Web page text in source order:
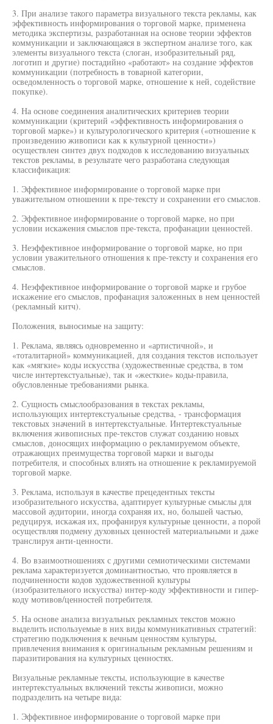
3. При анализе такого параметра визуального текста рекламы, как
эффективность информирования о торговой марке, применена
методика экспертизы, разработанная на основе теории эффектов
коммуникации и заключающаяся в экспертном анализе того, как
элементы визуального текста (слоган, изобразительный ряд,
логотип и другие) постадийно «работают» на создание эффектов
коммуникации (потребность в товарной категории,
осведомленность о торговой марке, отношение к ней, содействие
покупке).
4. На основе соединения аналитических критериев теории
коммуникации (критерий «эффективность информирования о
торговой марке») и культурологического критерия («отношение к
произведению живописи как к культурной ценности»)
осуществлен синтез двух подходов к исследованию визуальных
текстов рекламы, в результате чего разработана следующая
классификация:
1. Эффективное информирование о торговой марке при
уважительном отношении к пре-тексту и сохранении его смыслов.
2. Эффективное информирование о торговой марке, но при
условии искажения смыслов пре-текста, профанации ценностей.
3. Неэффективное информирование о торговой марке, но при
условии уважительного отношения к пре-тексту и сохранения его
смыслов.
4. Неэффективное информирование о торговой марке и грубое
искажение его смыслов, профанация заложенных в нем ценностей
(рекламный китч).
Положения, выносимые на защиту:
1. Реклама, являясь одновременно и «артистичной», и
«тоталитарной» коммуникацией, для создания текстов использует
как «мягкие» коды искусства (художественные средства, в том
числе интертекстуальные), так и «жесткие» коды-правила,
обусловленные требованиями рынка.
2. Сущность смыслообразования в текстах рекламы,
использующих интертекстуальные средства, - трансформация
текстовых значений в интертекстуальные. Интертекстуальные
включения живописных пре-текстов служат созданию новых
смыслов, доносящих информацию о рекламируемом объекте,
отражающих преимущества торговой марки и выгоды
потребителя, и способных влиять на отношение к рекламируемой
торговой марке.
3. Реклама, используя в качестве прецедентных тексты
изобразительного искусства, адаптирует культурные смыслы для
массовой аудитории, иногда сохраняя их, но, большей частью,
редуцируя, искажая их, профанируя культурные ценности, а порой
осуществляя подмену духовных ценностей материальными и даже
транслируя анти-ценности.
4. Во взаимоотношениях с другими семиотическими системами
реклама характеризуется доминантностью, что проявляется в
подчиненности кодов художественной культуры
(изобразительного искусства) интер-коду эффективности и гипер-
коду мотивов/ценностей потребителя.
5. На основе анализа визуальных рекламных текстов можно
выделить используемые в них виды коммуникативных стратегий:
стратегию подключения к вечным ценностям культуры,
привлечения внимания к оригинальным рекламным решениям и
паразитирования на культурных ценностях.
Визуальные рекламные тексты, использующие в качестве
интертекстуальных включений тексты живописи, можно
подразделить на четыре вида:
1. Эффективное информирование о торговой марке при